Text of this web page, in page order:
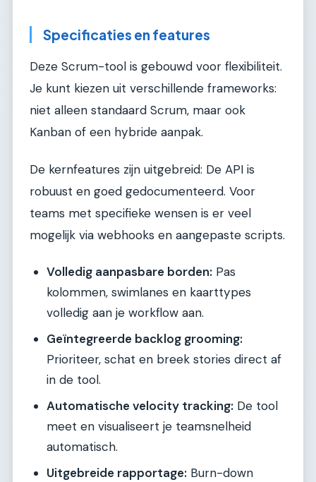
Specificaties en features
Deze Scrum-tool is gebouwd voor flexibiliteit.
Je kunt kiezen uit verschillende frameworks:
niet alleen standaard Scrum, maar ook
Kanban of een hybride aanpak.
De kernfeatures zijn uitgebreid: De API is
robuust en goed gedocumenteerd. Voor
teams met specifieke wensen is er veel
mogelijk via webhooks en aangepaste scripts.
Volledig aanpasbare borden: Pas
kolommen, swimlanes en kaarttypes
volledig aan je workflow aan.
Geïntegreerde backlog grooming:
Prioriteer, schat en breek stories direct af
in de tool.
Automatische velocity tracking: De tool
meet en visualiseert je teamsnelheid
automatisch.
Uitgebreide rapportage: Burn-down